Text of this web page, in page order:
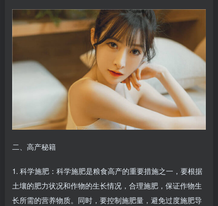
二、高产秘籍
1. 科学施肥：科学施肥是粮食高产的重要措施之一，要根据
土壤的肥力状况和作物的生长情况，合理施肥，保证作物生
长所需的营养物质。同时，要控制施肥量，避免过度施肥导